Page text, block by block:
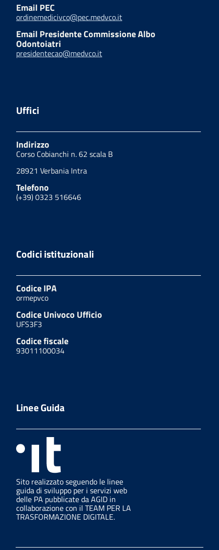
Email PEC
ordinemedicivco@pec.medvco.it
Email Presidente Commissione Albo
Odontoiatri
presidentecao@medvco.it
Uffici
Indirizzo
Corso Cobianchi n. 62 scala B
28921 Verbania Intra
Telefono
(+39) 0323 516646
Codici istituzionali
Codice IPA
ormepvco
Codice Univoco Ufficio
UFS3F3
Codice fiscale
93011100034
Linee Guida
Sito realizzato seguendo le linee
guida di sviluppo per i servizi web
delle PA pubblicate da AGID in
collaborazione con il TEAM PER LA
TRASFORMAZIONE DIGITALE.